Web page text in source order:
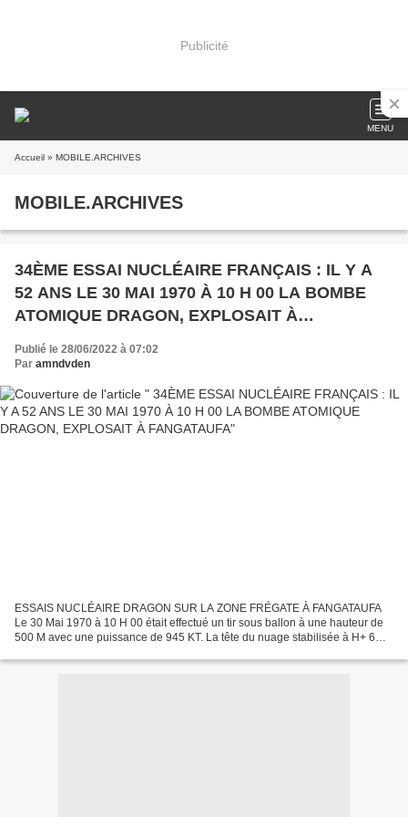
Publicité
MENU
Accueil » MOBILE.ARCHIVES
MOBILE.ARCHIVES
34ÈME ESSAI NUCLÉAIRE FRANÇAIS : IL Y A
52 ANS LE 30 MAI 1970 À 10 H 00 LA BOMBE
ATOMIQUE DRAGON, EXPLOSAIT À
FANGATAUFA
Publié le 28/06/2022 à 07:02
Par amndvden
ESSAIS NUCLÉAIRE DRAGON SUR LA ZONE FRÉGATE À FANGATAUFA
Le 30 Mai 1970 à 10 H 00 était effectué un tir sous ballon à une hauteur de
500 M avec une puissance de 945 KT. La tête du nuage stabilisée à H+ 6mn